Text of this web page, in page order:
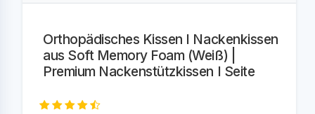
Orthopädisches Kissen I Nackenkissen
aus Soft Memory Foam (Weiß) |
Premium Nackenstützkissen I Seite